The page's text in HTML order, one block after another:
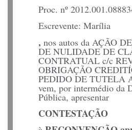
Proc. nº
Escrevente: Marília
, nos autos da AÇÃO
DE NULIDADE DE
CONTRATUAL c/c
OBRIGAÇÃO
PEDIDO DE TUTELA
vem, por intermédio da
Pública, apresentar
CONTESTAÇÃO